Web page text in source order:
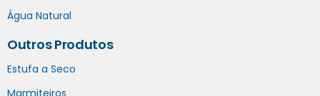
Água Natural
Outros Produtos
Estufa a Seco